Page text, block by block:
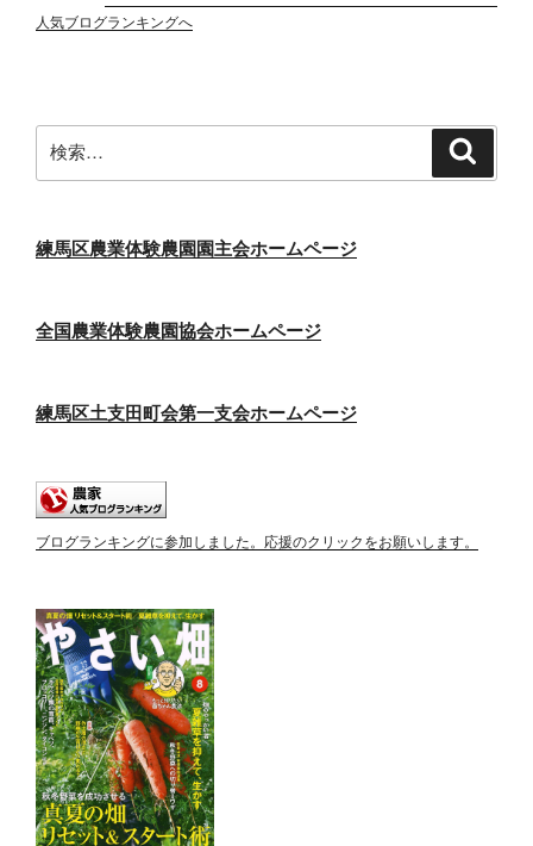
人気ブログランキングへ
索:
練馬区農業体験農園園主会ホームページ
全国農業体験農園協会ホームページ
練馬区土支田町会第一支会ホームページ
ブログランキングに参加しました。応援のクリックをお願いします。